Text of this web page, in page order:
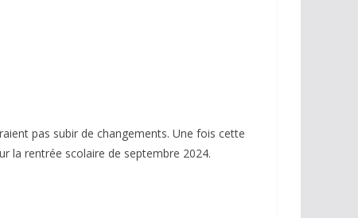
pas subir de changements. Une fois cette
la rentrée scolaire de septembre 2024.